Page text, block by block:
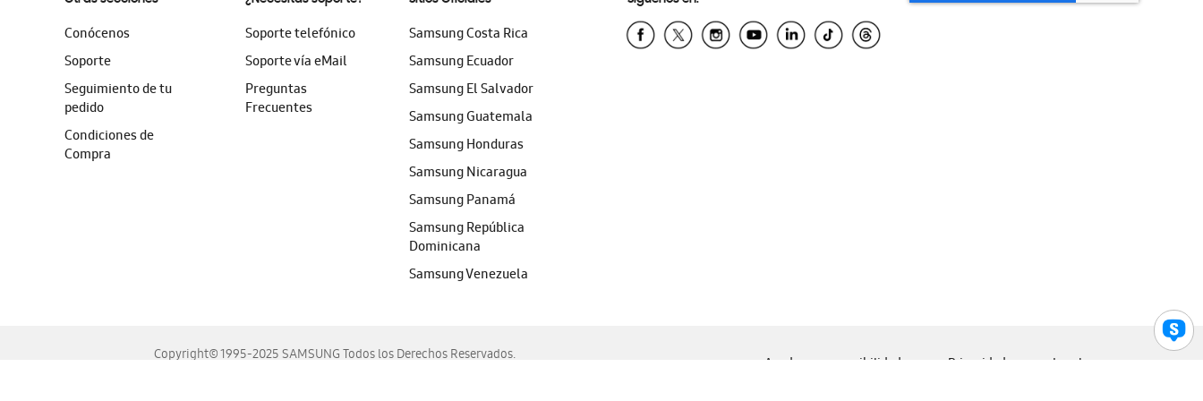
Conócenos
Soporte
Seguimiento de tu
pedido
Condiciones de
Compra
Soporte telefónico
Soporte vía eMail
Preguntas
Frecuentes
Samsung Costa Rica
Samsung Ecuador
Samsung El Salvador
Samsung Guatemala
Samsung Honduras
Samsung Nicaragua
Samsung Panamá
Samsung República
Dominicana
Samsung Venezuela
Copyright© 1995-2025 SAMSUNG Todos los Derechos Reservados.
Ayuda para accesibilidad Privacidad Legal